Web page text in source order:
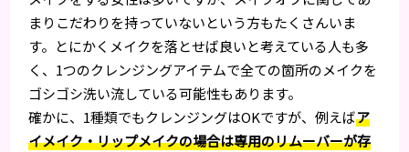
まりこだわりを持っていないという方もたくさんいま
す。とにかくメイクを落とせば良いと考えている人も多
く、1つのクレンジングアイテムで全ての箇所のメイクを
ゴシゴシ洗い流している可能性もあります。
確かに、1種類でもクレンジングはOKですが、例えばア
イメイク・リップメイクの場合は専用のリムーバーが存